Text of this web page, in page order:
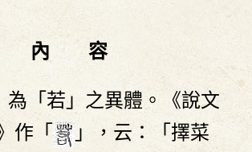
內 容
為「若」之異體。《說文
作「
」，云：「擇菜